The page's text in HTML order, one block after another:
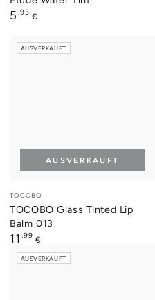
Regulärer
5 ,95 €
Verkäufer/in:
TOCOBO
TOCOBO Glass Tinted Lip
Balm 013
Regulärer
11 ,99 €
AUSVERKAUFT
AUSVERKAUFT
AUSVERKAUFT